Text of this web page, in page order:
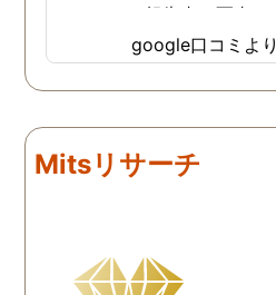
れたのと、報告書の写真
が、場所が悪かったのに、
とても鮮明に写っていたの
で、再度、調査をお願いさ
度、自分でも行動パターン
の把握をしていましたが、
て、解決に至るまでスムー
ズでした。 とくに、急なお
google口コミより
Mitsリサーチ